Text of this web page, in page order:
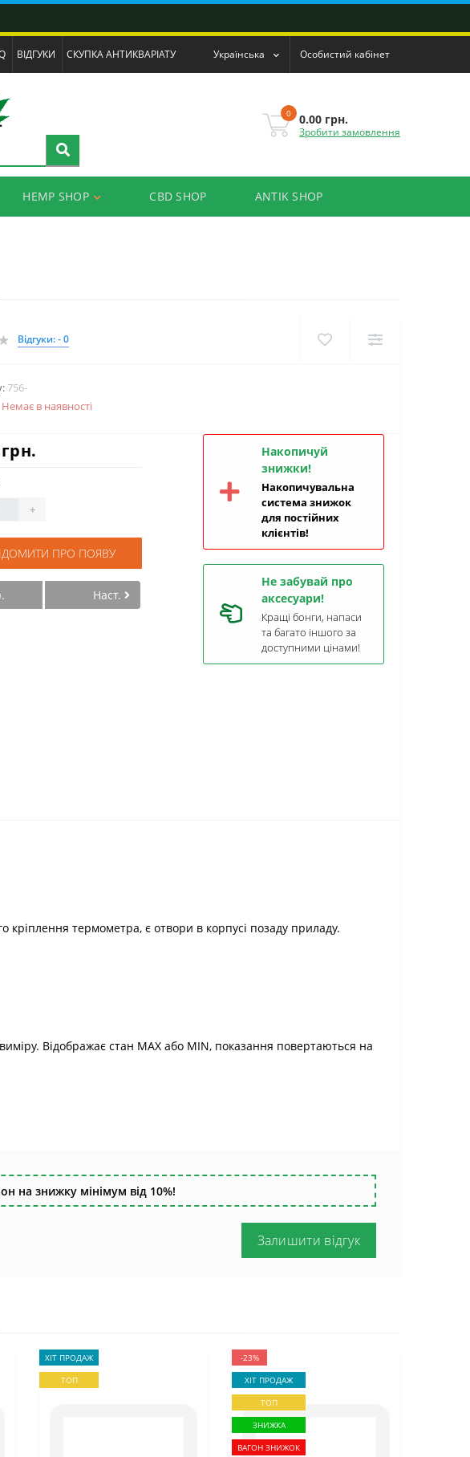
ВІДГУКИ СКУПКА АНТИКВАРІАТУ Українська Особистий кабінет
0 0.00 грн.
Зробити замовлення
HEMP SHOP CBD SHOP ANTIK SHOP
Відгуки: - 0
756-
Немає в наявності
+
ПРО ПОЯВУ
Наст.
Накопичуй
знижки!
Накопичувальна
система знижок
для постійних
клієнтів!
Не забувай про
аксесуари!
Кращі бонги, напаси
та багато іншого за
доступними цінами!
кріплення термометра, є отвори в корпусі позаду приладу.
Відображає стан MAX або MIN, показання повертаються на
на знижку мінімум від 10%!
Залишити відгук
ХІТ ПРОДАЖ
ТОП
-23%
ХІТ ПРОДАЖ
ТОП
ЗНИЖКА
ВАГОН ЗНИЖОК